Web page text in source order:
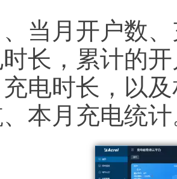
当月开户数
长，累计的
电时长，以
本月充电统